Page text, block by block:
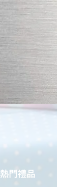
熱門禮品